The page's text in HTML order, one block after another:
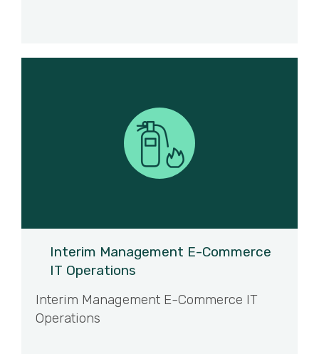
Interim Management E-Commerce
IT Operations
Interim Management E-Commerce IT
Operations